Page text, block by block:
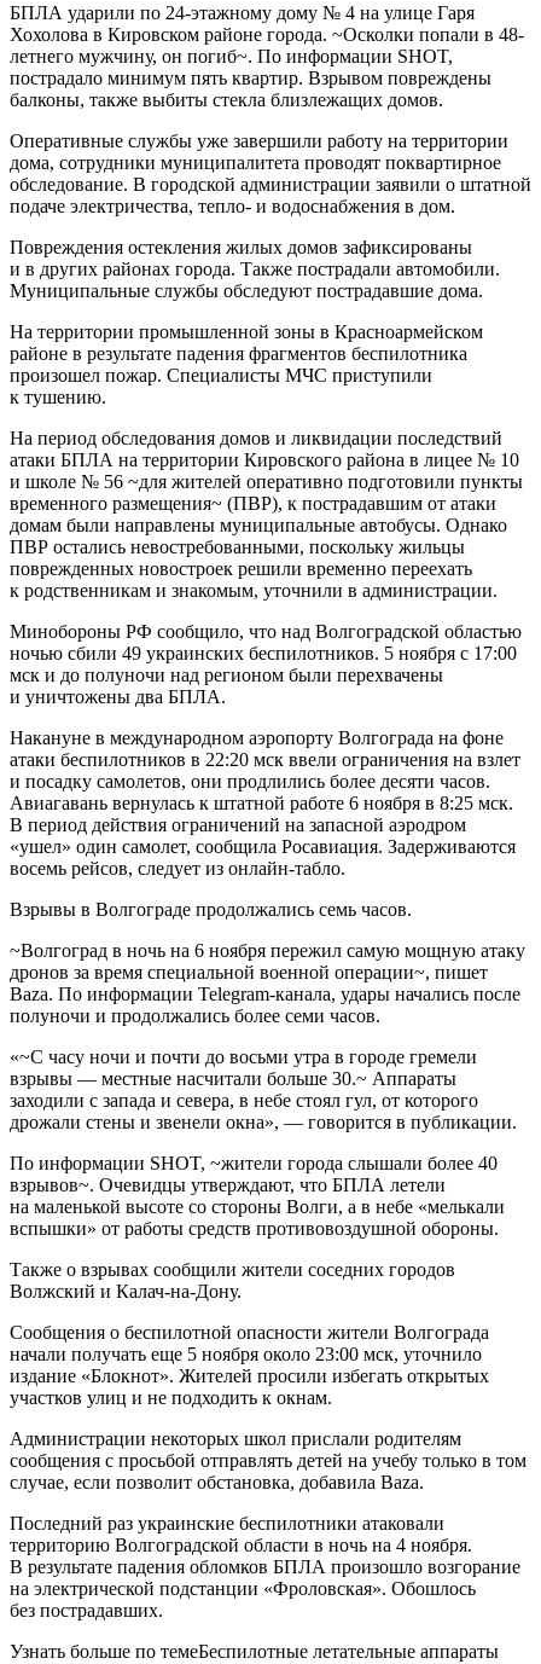
БПЛА ударили по 24-этажному дому № 4 на улице Гаря
Хохолова в Кировском районе города. ~Осколки попали в 48-
летнего мужчину, он погиб~. По информации SHOT,
пострадало минимум пять квартир. Взрывом повреждены
балконы, также выбиты стекла близлежащих домов.
Оперативные службы уже завершили работу на территории
дома, сотрудники муниципалитета проводят поквартирное
обследование. В городской администрации заявили о штатной
подаче электричества, тепло- и водоснабжения в дом.
Повреждения остекления жилых домов зафиксированы
и в других районах города. Также пострадали автомобили.
Муниципальные службы обследуют пострадавшие дома.
На территории промышленной зоны в Красноармейском
районе в результате падения фрагментов беспилотника
произошел пожар. Специалисты МЧС приступили
к тушению.
На период обследования домов и ликвидации последствий
атаки БПЛА на территории Кировского района в лицее № 10
и школе № 56 ~для жителей оперативно подготовили пункты
временного размещения~ (ПВР), к пострадавшим от атаки
домам были направлены муниципальные автобусы. Однако
ПВР остались невостребованными, поскольку жильцы
поврежденных новостроек решили временно переехать
к родственникам и знакомым, уточнили в администрации.
Минобороны РФ сообщило, что над Волгоградской областью
ночью сбили 49 украинских беспилотников. 5 ноября с 17:00
мск и до полуночи над регионом были перехвачены
и уничтожены два БПЛА.
Накануне в международном аэропорту Волгограда на фоне
атаки беспилотников в 22:20 мск ввели ограничения на взлет
и посадку самолетов, они продлились более десяти часов.
Авиагавань вернулась к штатной работе 6 ноября в 8:25 мск.
В период действия ограничений на запасной аэродром
«ушел» один самолет, сообщила Росавиация. Задерживаются
восемь рейсов, следует из онлайн-табло.
Взрывы в Волгограде продолжались семь часов.
~Волгоград в ночь на 6 ноября пережил самую мощную атаку
дронов за время специальной военной операции~, пишет
Baza. По информации Telegram-канала, удары начались после
полуночи и продолжались более семи часов.
«~С часу ночи и почти до восьми утра в городе гремели
взрывы — местные насчитали больше 30.~ Аппараты
заходили с запада и севера, в небе стоял гул, от которого
дрожали стены и звенели окна», — говорится в публикации.
По информации SHOT, ~жители города слышали более 40
взрывов~. Очевидцы утверждают, что БПЛА летели
на маленькой высоте со стороны Волги, а в небе «мелькали
вспышки» от работы средств противовоздушной обороны.
Также о взрывах сообщили жители соседних городов
Волжский и Калач-на-Дону.
Сообщения о беспилотной опасности жители Волгограда
начали получать еще 5 ноября около 23:00 мск, уточнило
издание «Блокнот». Жителей просили избегать открытых
участков улиц и не подходить к окнам.
Администрации некоторых школ прислали родителям
сообщения с просьбой отправлять детей на учебу только в том
случае, если позволит обстановка, добавила Baza.
Последний раз украинские беспилотники атаковали
территорию Волгоградской области в ночь на 4 ноября.
В результате падения обломков БПЛА произошло возгорание
на электрической подстанции «Фроловская». Обошлось
без пострадавших.
Узнать больше по темеБеспилотные летательные аппараты